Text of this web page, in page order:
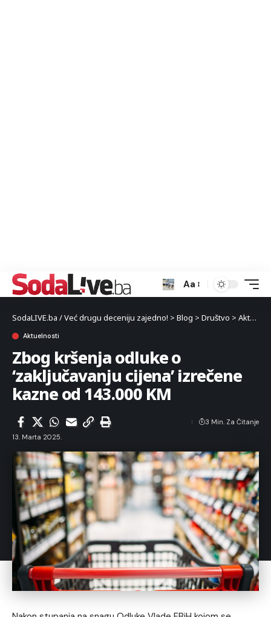
Aa
SodaLIVE.ba / Već drugu deceniju zajedno! > Blog > Društvo > Aktuelnosti
Aktuelnosti
Zbog kršenja odluke o
‘zaključavanju cijena’ izrečene
kazne od 143.000 KM
13. Marta 2025.
3 Min. Za Čitanje